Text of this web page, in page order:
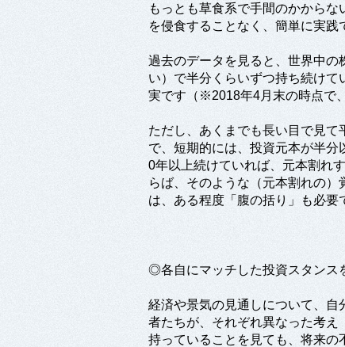
もっとも草食系で手間のかから
を侵食することなく、簡単に実践
過去のデータを見ると、世界中
い）で半分くらいずつ持ち続け
実です（※2018年4月末の時点で
ただし、あくまでも長い目で見
で、短期的には、投資元本が半
0年以上続けていれば、元本割れ
らば、そのような（元本割れの
は、ある程度「腹の括り」も必要
◎各自にマッチした投資スタンス
経済や景気の見通しについて、
者たちが、それぞれ異なった考
持っていることを見ても、将来の